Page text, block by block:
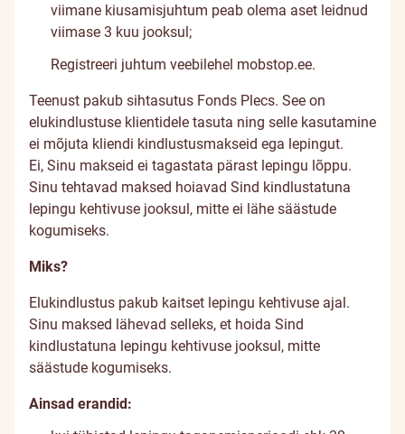
viimane kiusamisjuhtum peab olema aset leidnud
viimase 3 kuu jooksul;
Registreeri juhtum veebilehel mobstop.ee.
Teenust pakub sihtasutus Fonds Plecs. See on
elukindlustuse klientidele tasuta ning selle kasutamine
ei mõjuta kliendi kindlustusmakseid ega lepingut.
Ei, Sinu makseid ei tagastata pärast lepingu lõppu.
Sinu tehtavad maksed hoiavad Sind kindlustatuna
lepingu kehtivuse jooksul, mitte ei lähe säästude
kogumiseks.
Miks?
Elukindlustus pakub kaitset lepingu kehtivuse ajal.
Sinu maksed lähevad selleks, et hoida Sind
kindlustatuna lepingu kehtivuse jooksul, mitte
säästude kogumiseks.
Ainsad erandid: